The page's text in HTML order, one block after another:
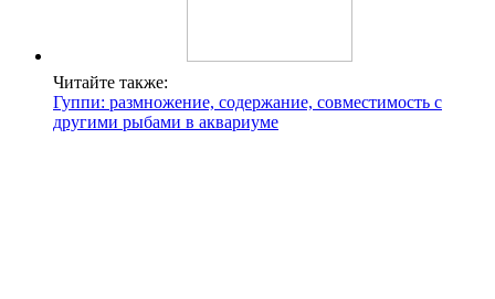
Читайте также:
Гуппи: размножение, содержание, совместимость с
другими рыбами в аквариуме